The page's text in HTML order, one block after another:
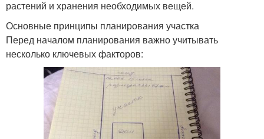
растений и хранения необходимых вещей.
Основные принципы планирования участка
Перед началом планирования важно учитывать
несколько ключевых факторов: